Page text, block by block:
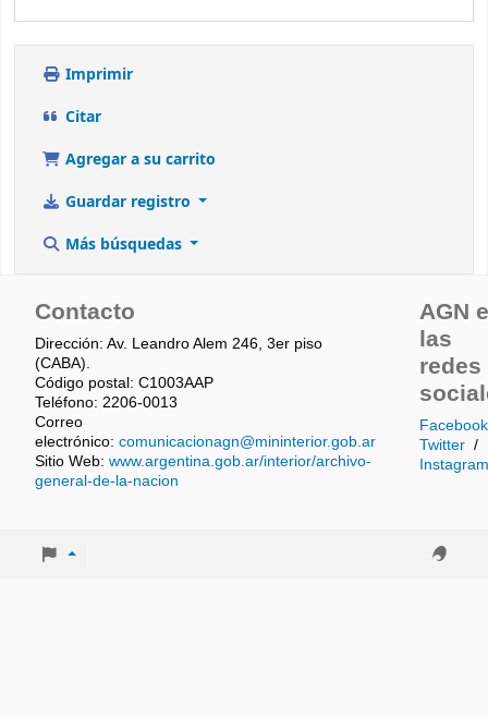
Imprimir
Citar
Agregar a su carrito
Guardar registro
Más búsquedas
Contacto
Dirección: Av. Leandro Alem 246, 3er piso
(CABA).
Código postal: C1003AAP
Teléfono: 2206-0013
Correo
electrónico: comunicacionagn@mininterior.gob.ar
Sitio Web: www.argentina.gob.ar/interior/archivo-
general-de-la-nacion
AGN
las
redes
Facebook
Twitter /
Instagram